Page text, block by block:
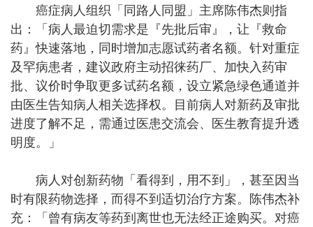
癌症病人组织「同路人同盟」主席陈伟杰则指
出：「病人最迫切需求是『先批后审』，让『救命
药』快速落地，同时增加志愿试药者名额。针对重症
及罕病患者，建议政府主动招徕药厂、加快入药审
批、议价时争取更多试药名额，设立紧急绿色通道并
由医生告知病人相关选择权。目前病人对新药及审批
进度了解不足，需通过医患交流会、医生教育提升透
明度。」
病人对创新药物「看得到，用不到」，甚至因当
时有限药物选择，而得不到适切治疗方案。陈伟杰补
充：「曾有病友等药到离世也无法经正途购买。对癌